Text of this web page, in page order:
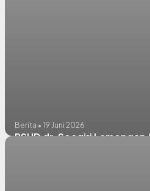
Berita • 19 Juni 2026
RSUD dr. Soegiri